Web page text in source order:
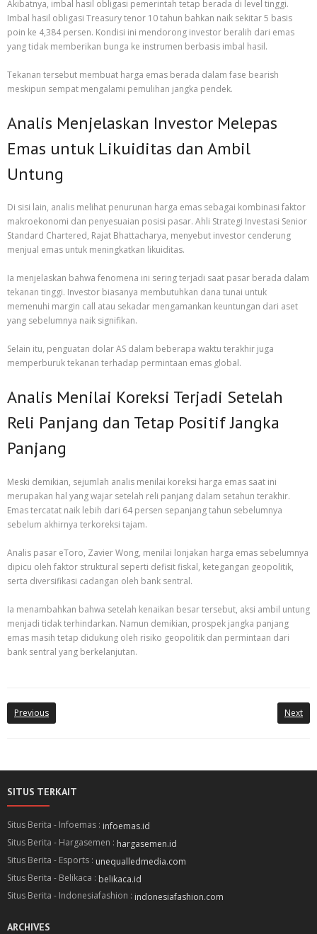
Akibatnya, imbal hasil obligasi pemerintah tetap berada di level tinggi.
Imbal hasil obligasi Treasury tenor 10 tahun bahkan naik sekitar 5 basis
poin ke 4,384 persen. Kondisi ini mendorong investor beralih dari emas
yang tidak memberikan bunga ke instrumen berbasis imbal hasil.
Tekanan tersebut membuat harga emas berada dalam fase bearish
meskipun sempat mengalami pemulihan jangka pendek.
Analis Menjelaskan Investor Melepas
Emas untuk Likuiditas dan Ambil
Untung
Di sisi lain, analis melihat penurunan harga emas sebagai kombinasi faktor
makroekonomi dan penyesuaian posisi pasar. Ahli Strategi Investasi Senior
Standard Chartered, Rajat Bhattacharya, menyebut investor cenderung
menjual emas untuk meningkatkan likuiditas.
Ia menjelaskan bahwa fenomena ini sering terjadi saat pasar berada dalam
tekanan tinggi. Investor biasanya membutuhkan dana tunai untuk
memenuhi margin call atau sekadar mengamankan keuntungan dari aset
yang sebelumnya naik signifikan.
Selain itu, penguatan dolar AS dalam beberapa waktu terakhir juga
memperburuk tekanan terhadap permintaan emas global.
Analis Menilai Koreksi Terjadi Setelah
Reli Panjang dan Tetap Positif Jangka
Panjang
Meski demikian, sejumlah analis menilai koreksi harga emas saat ini
merupakan hal yang wajar setelah reli panjang dalam setahun terakhir.
Emas tercatat naik lebih dari 64 persen sepanjang tahun sebelumnya
sebelum akhirnya terkoreksi tajam.
Analis pasar eToro, Zavier Wong, menilai lonjakan harga emas sebelumnya
dipicu oleh faktor struktural seperti defisit fiskal, ketegangan geopolitik,
serta diversifikasi cadangan oleh bank sentral.
Ia menambahkan bahwa setelah kenaikan besar tersebut, aksi ambil untung
menjadi tidak terhindarkan. Namun demikian, prospek jangka panjang
emas masih tetap didukung oleh risiko geopolitik dan permintaan dari
bank sentral yang berkelanjutan.
Previous Next
SITUS TERKAIT
Situs Berita - Infoemas : infoemas.id
Situs Berita - Hargasemen : hargasemen.id
Situs Berita - Esports : unequalledmedia.com
Situs Berita - Belikaca : belikaca.id
Situs Berita - Indonesiafashion : indonesiafashion.com
ARCHIVES